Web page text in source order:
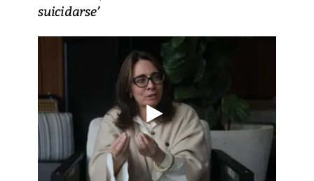
suicidarse’